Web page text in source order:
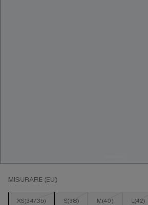
MISURARE (EU)
XS(34/36) S(38) M(40) L(42)